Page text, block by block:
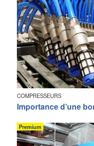
COMPRESSEURS
Importance d’une
Premium